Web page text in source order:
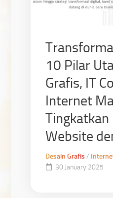
10 Pilar
Grafis, IT
Internet
Website
Desain Grafis /
30 January 2025